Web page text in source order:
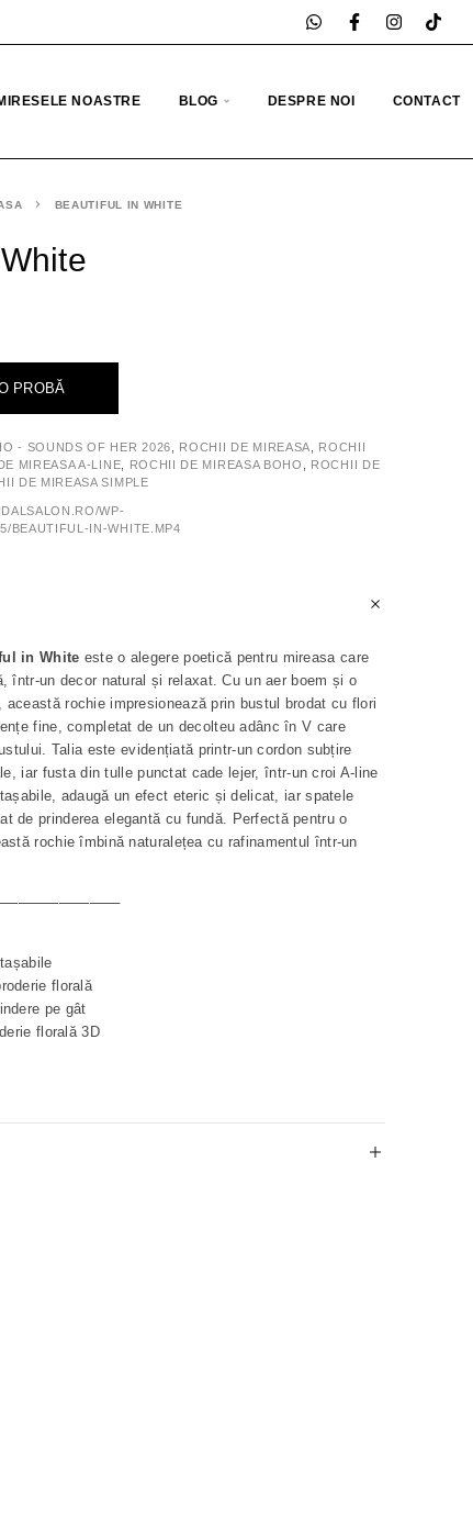
NOASTRE BLOG DESPRE NOI CONTACT
BEAUTIFUL IN WHITE
PROBĂ
- SOUNDS OF HER 2026 ROCHII DE MIREASA
ROCHII
MIREASA A-LINE ROCHII DE MIREASA BOHO
ROCHII DE
DE MIREASA SIMPLE
WP-
BEAUTIFUL-IN-WHITE.MP4
in White este o alegere poetică pentru mireasa care
într-un decor natural și relaxat. Cu un aer boem și o
această rochie impresionează prin bustul brodat cu flori
fine, completat de un decolteu adânc în V care
Talia este evidențiată printr-un cordon subțire
iar fusta din tulle punctat cade lejer, într-un croi A-line
adaugă un efect eteric și delicat, iar spatele
de prinderea elegantă cu fundă. Perfectă pentru o
rochie îmbină naturalețea cu rafinamentul într-un
florală
pe gât
florală 3D